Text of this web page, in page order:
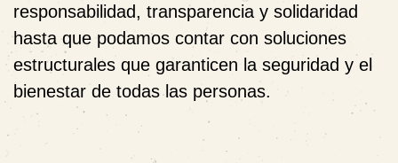
responsabilidad, transparencia y solidaridad
hasta que podamos contar con soluciones
estructurales que garanticen la seguridad y el
bienestar de todas las personas.